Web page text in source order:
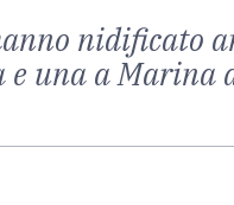
nidificato
e una a Marina